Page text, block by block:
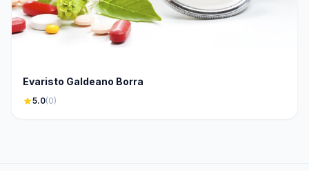
Evaristo Galdeano Borra
star5.0(0)